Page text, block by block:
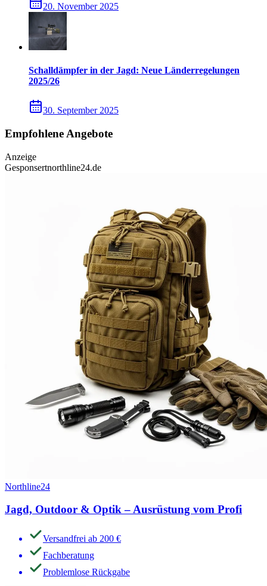
20. November 2025
Schalldämpfer in der Jagd: Neue Länderregelungen
2025/26
30. September 2025
Empfohlene Angebote
Anzeige
Gesponsertnorthline24.de
Northline24
Jagd, Outdoor & Optik – Ausrüstung vom Profi
Versandfrei ab 200 €
Fachberatung
Problemlose Rückgabe